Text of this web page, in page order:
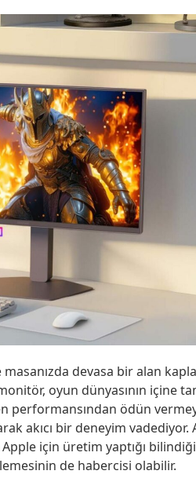
devasa bir alan
oyun dünyasının içine
performansından ödün
akıcı bir deneyim vadediyor.
için üretim yaptığı
de habercisi olabilir.